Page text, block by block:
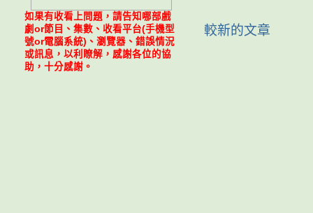
較新的文章
如果有收看上問題，請告知哪部戲
劇or節目、集數、收看平台(手機型
號or電腦系統)、瀏覽器、錯誤情況
或訊息，以利瞭解，感謝各位的協
助，十分感謝。